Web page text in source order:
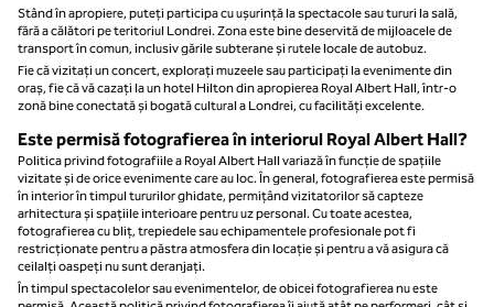
Stând în apropiere, puteți participa cu ușurință la spectacole sau tururi la sală,
fără a călători pe teritoriul Londrei. Zona este bine deservită de mijloacele de
transport în comun, inclusiv gările subterane și rutele locale de autobuz.
Fie că vizitați un concert, explorați muzeele sau participați la evenimente din
oraș, fie că vă cazați la un hotel Hilton din apropierea Royal Albert Hall, într-o
zonă bine conectată și bogată cultural a Londrei, cu facilități excelente.
Este permisă fotografierea în interiorul Royal Albert Hall?
Politica privind fotografiile a Royal Albert Hall variază în funcție de spațiile
vizitate și de orice evenimente care au loc. În general, fotografierea este permisă
în interior în timpul tururilor ghidate, permițând vizitatorilor să capteze
arhitectura și spațiile interioare pentru uz personal. Cu toate acestea,
fotografierea cu bliț, trepiedele sau echipamentele profesionale pot fi
restricționate pentru a păstra atmosfera din locație și pentru a vă asigura că
ceilalți oaspeți nu sunt deranjați.
În timpul spectacolelor sau evenimentelor, de obicei fotografierea nu este